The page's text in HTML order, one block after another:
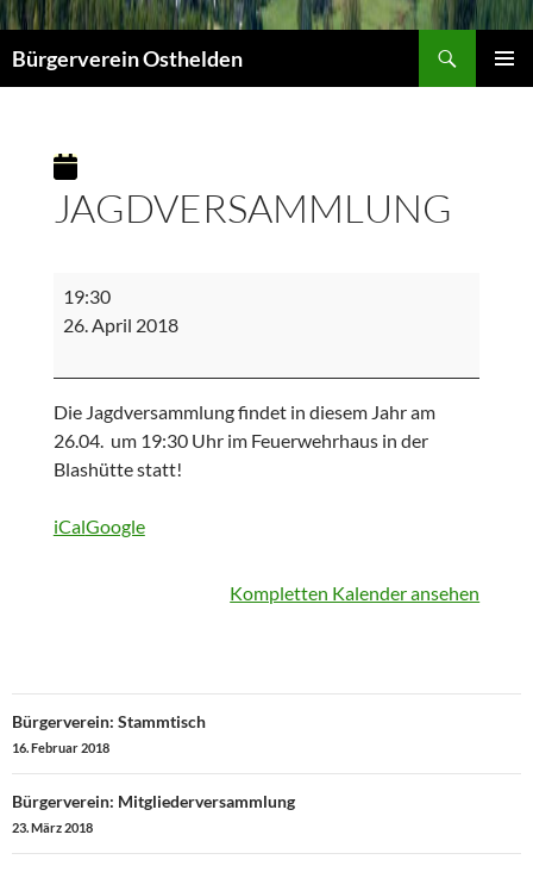
Bürgerverein Osthelden
JAGDVERSAMMLUNG
Jagdversammlung
19:30
26. April 2018
Die Jagdversammlung findet in diesem Jahr am
26.04. um 19:30 Uhr im Feuerwehrhaus in der
Blashütte statt!
iCalGoogle
Kompletten Kalender ansehen
Beitragsnavigation
Bürgerverein: Stammtisch
16. Februar 2018
Bürgerverein: Mitgliederversammlung
23. März 2018